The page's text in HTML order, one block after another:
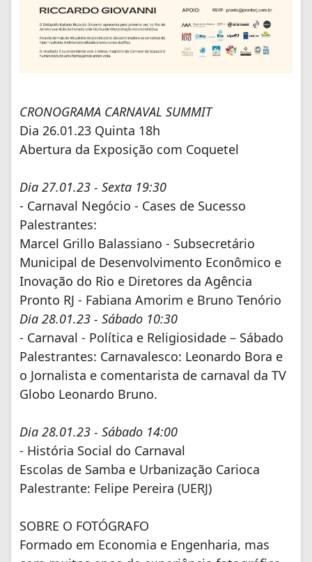
CRONOGRAMA CARNAVAL SUMMIT
Dia 26.01.23 Quinta 18h
Abertura da Exposição com Coquetel
Dia 27.01.23 - Sexta 19:30
- Carnaval Negócio - Cases de Sucesso
Palestrantes:
Marcel Grillo Balassiano - Subsecretário
Municipal de Desenvolvimento Econômico e
Inovação do Rio e Diretores da Agência
Pronto RJ - Fabiana Amorim e Bruno Tenório
Dia 28.01.23 - Sábado 10:30
- Carnaval - Política e Religiosidade – Sábado
Palestrantes: Carnavalesco: Leonardo Bora e
o Jornalista e comentarista de carnaval da TV
Globo Leonardo Bruno.
Dia 28.01.23 - Sábado 14:00
- História Social do Carnaval
Escolas de Samba e Urbanização Carioca
Palestrante: Felipe Pereira (UERJ)
SOBRE O FOTÓGRAFO
Formado em Economia e Engenharia, mas